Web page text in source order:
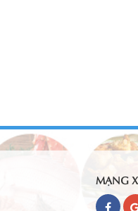
MẠNG